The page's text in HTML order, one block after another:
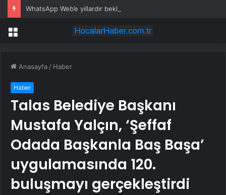
Menü
Anasayfa / Haber
Haber
Talas Belediye Başkanı
Mustafa Yalçın, ‘Şeffaf
Odada Başkanla Baş Başa’
uygulamasında 120.
buluşmayı gerçekleştirdi